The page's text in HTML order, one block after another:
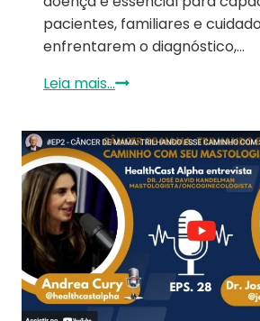
pacientes, familiares e
enfrentarem o diagnóstico,…
Leia mais...